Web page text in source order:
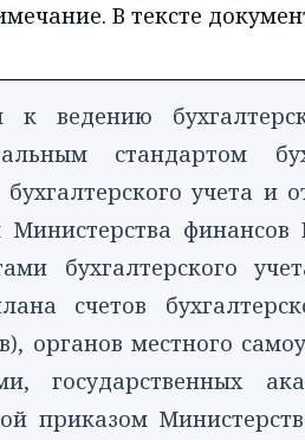
В тексте
к ведению
стандартом
учета и
бухгалтерского
счетов
органов местного
государственных
приказом